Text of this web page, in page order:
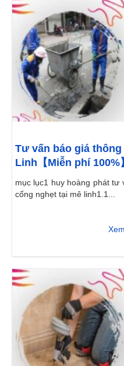
Tư vấn báo giá
Linh【Miễn phí 100%】
mục lục1 huy hoàng phát tư
cống nghẹt tại mê linh1.1...